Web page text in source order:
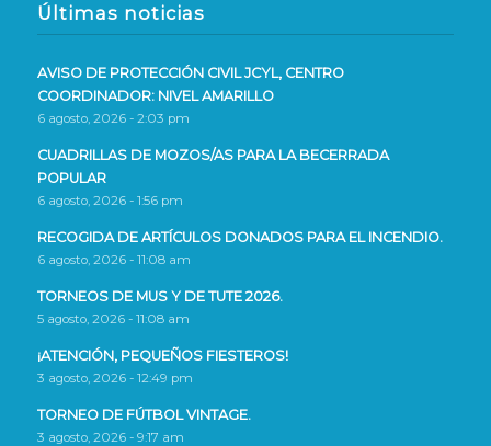
Últimas noticias
AVISO DE PROTECCIÓN CIVIL JCYL, CENTRO
COORDINADOR: NIVEL AMARILLO
6 agosto, 2026 - 2:03 pm
CUADRILLAS DE MOZOS/AS PARA LA BECERRADA
POPULAR
6 agosto, 2026 - 1:56 pm
RECOGIDA DE ARTÍCULOS DONADOS PARA EL INCENDIO.
6 agosto, 2026 - 11:08 am
TORNEOS DE MUS Y DE TUTE 2026.
5 agosto, 2026 - 11:08 am
¡ATENCIÓN, PEQUEÑOS FIESTEROS!
3 agosto, 2026 - 12:49 pm
TORNEO DE FÚTBOL VINTAGE.
3 agosto, 2026 - 9:17 am